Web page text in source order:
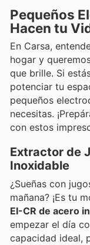
Pequeños
Hacen tu
En Carsa,
hogar y
que brille. Si
potenciar tu
pequeños
necesitas.
con estos
Extractor de
Inoxidable
¿Sueñas con
mañana? ¡Es tu
EI-CR de acero
empezar el día
capacidad ideal,